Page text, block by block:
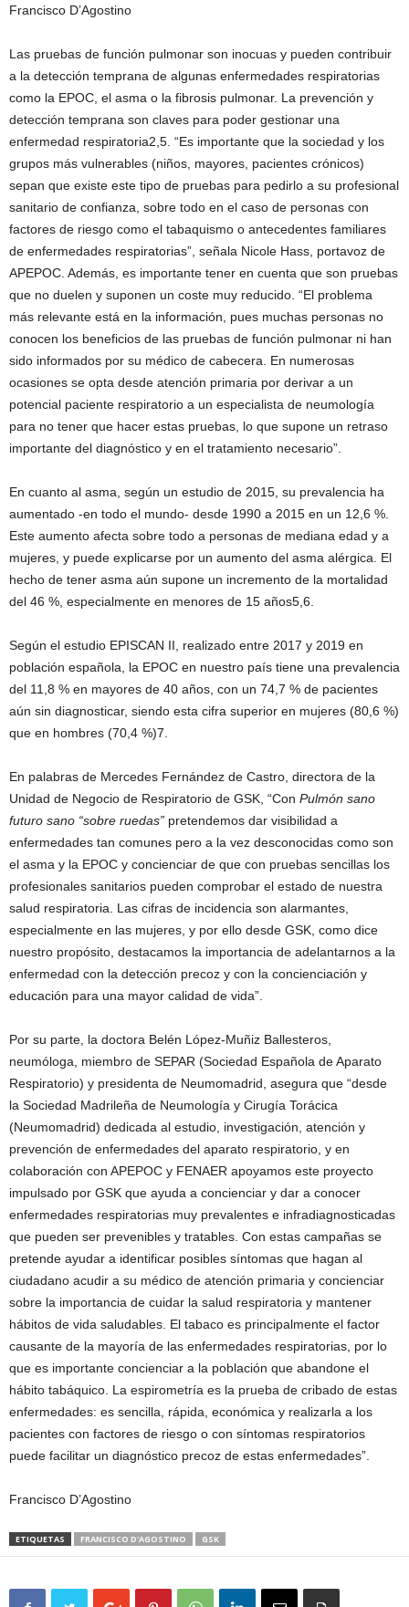
Francisco D’Agostino
Las pruebas de función pulmonar son inocuas y pueden contribuir
a la detección temprana de algunas enfermedades respiratorias
como la EPOC, el asma o la fibrosis pulmonar. La prevención y
detección temprana son claves para poder gestionar una
enfermedad respiratoria2,5. “Es importante que la sociedad y los
grupos más vulnerables (niños, mayores, pacientes crónicos)
sepan que existe este tipo de pruebas para pedirlo a su profesional
sanitario de confianza, sobre todo en el caso de personas con
factores de riesgo como el tabaquismo o antecedentes familiares
de enfermedades respiratorias”, señala Nicole Hass, portavoz de
APEPOC. Además, es importante tener en cuenta que son pruebas
que no duelen y suponen un coste muy reducido. “El problema
más relevante está en la información, pues muchas personas no
conocen los beneficios de las pruebas de función pulmonar ni han
sido informados por su médico de cabecera. En numerosas
ocasiones se opta desde atención primaria por derivar a un
potencial paciente respiratorio a un especialista de neumología
para no tener que hacer estas pruebas, lo que supone un retraso
importante del diagnóstico y en el tratamiento necesario”.
En cuanto al asma, según un estudio de 2015, su prevalencia ha
aumentado -en todo el mundo- desde 1990 a 2015 en un 12,6 %.
Este aumento afecta sobre todo a personas de mediana edad y a
mujeres, y puede explicarse por un aumento del asma alérgica. El
hecho de tener asma aún supone un incremento de la mortalidad
del 46 %, especialmente en menores de 15 años5,6.
Según el estudio EPISCAN II, realizado entre 2017 y 2019 en
población española, la EPOC en nuestro país tiene una prevalencia
del 11,8 % en mayores de 40 años, con un 74,7 % de pacientes
aún sin diagnosticar, siendo esta cifra superior en mujeres (80,6 %)
que en hombres (70,4 %)7.
En palabras de Mercedes Fernández de Castro, directora de la
Unidad de Negocio de Respiratorio de GSK, “Con Pulmón sano
futuro sano “sobre ruedas” pretendemos dar visibilidad a
enfermedades tan comunes pero a la vez desconocidas como son
el asma y la EPOC y concienciar de que con pruebas sencillas los
profesionales sanitarios pueden comprobar el estado de nuestra
salud respiratoria. Las cifras de incidencia son alarmantes,
especialmente en las mujeres, y por ello desde GSK, como dice
nuestro propósito, destacamos la importancia de adelantarnos a la
enfermedad con la detección precoz y con la concienciación y
educación para una mayor calidad de vida”.
Por su parte, la doctora Belén López-Muñiz Ballesteros,
neumóloga, miembro de SEPAR (Sociedad Española de Aparato
Respiratorio) y presidenta de Neumomadrid, asegura que “desde
la Sociedad Madrileña de Neumología y Cirugía Torácica
(Neumomadrid) dedicada al estudio, investigación, atención y
prevención de enfermedades del aparato respiratorio, y en
colaboración con APEPOC y FENAER apoyamos este proyecto
impulsado por GSK que ayuda a concienciar y dar a conocer
enfermedades respiratorias muy prevalentes e infradiagnosticadas
que pueden ser prevenibles y tratables. Con estas campañas se
pretende ayudar a identificar posibles síntomas que hagan al
ciudadano acudir a su médico de atención primaria y concienciar
sobre la importancia de cuidar la salud respiratoria y mantener
hábitos de vida saludables. El tabaco es principalmente el factor
causante de la mayoría de las enfermedades respiratorias, por lo
que es importante concienciar a la población que abandone el
hábito tabáquico. La espirometría es la prueba de cribado de estas
enfermedades: es sencilla, rápida, económica y realizarla a los
pacientes con factores de riesgo o con síntomas respiratorios
puede facilitar un diagnóstico precoz de estas enfermedades”.
Francisco D’Agostino
ETIQUETAS FRANCISCO D'AGOSTINO GSK